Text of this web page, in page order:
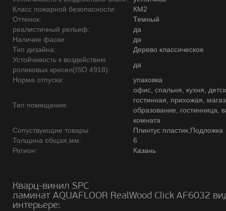
Класс пожарной безопасности:
КМ2
Оттенок:
Темный
реалистичный рельеф:
да
Наличие фаски:
да
Тип дизайна:
Дерево классическое
Устойчивость к воздействию
роликовых кресел(ISO 4918):
да
Норма отпуска:
упаковка
Тип помещения:
офис, спальня, кухня,
гостинная, прихожая,
образование, гостинница,
комната
Сопуствующие товары:
Плинтус пластик,Подложка
Толщина общая,мм:
6
Регион:
Казань
Кварц-винил SPC
ламинат AQUAFLOOR RealWood Click AF6032
интерьере: